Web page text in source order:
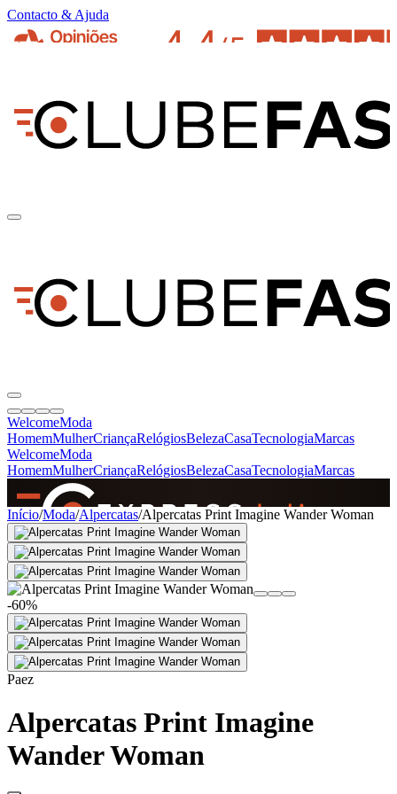
Contacto & Ajuda
WelcomeModa
HomemMulherCriançaRelógiosBelezaCasaTecnologiaMarcas
WelcomeModa
HomemMulherCriançaRelógiosBelezaCasaTecnologiaMarcas
SINCE 2005
+de 36.000 reviews
Início/Moda/Alpercatas/Alpercatas Print Imagine Wander Woman
-60%
Paez
Alpercatas Print Imagine
Wander Woman